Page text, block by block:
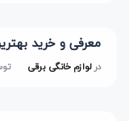
معرفی و خرید
درلوازم خانگی برقی